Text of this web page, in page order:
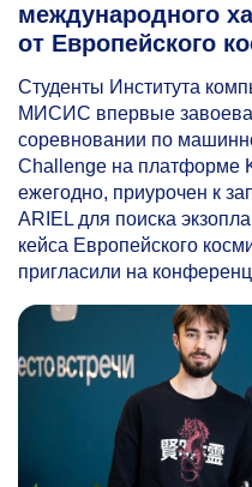
международного
от Европейского
Студенты Института
МИСИС впервые
соревновании по
Challenge на платформе
ежегодно, приурочен к
ARIEL для поиска
кейса Европейского
пригласили на